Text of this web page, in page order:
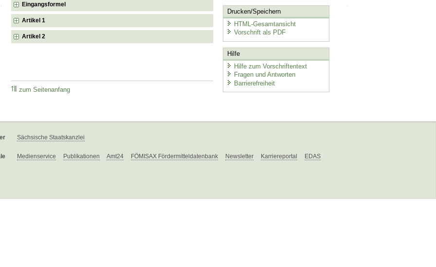
Eingangsformel
Artikel 1
Artikel 2
zum Seitenanfang
Drucken/Speichern
HTML-Gesamtansicht
Vorschrift als PDF
Hilfe
Hilfe zum Vorschriftentext
Fragen und Antworten
Barrierefreiheit
Sächsische Staatskanzlei
Medienservice Publikationen Amt24 FÖMISAX Fördermitteldatenbank Newsletter Karriereportal EDAS